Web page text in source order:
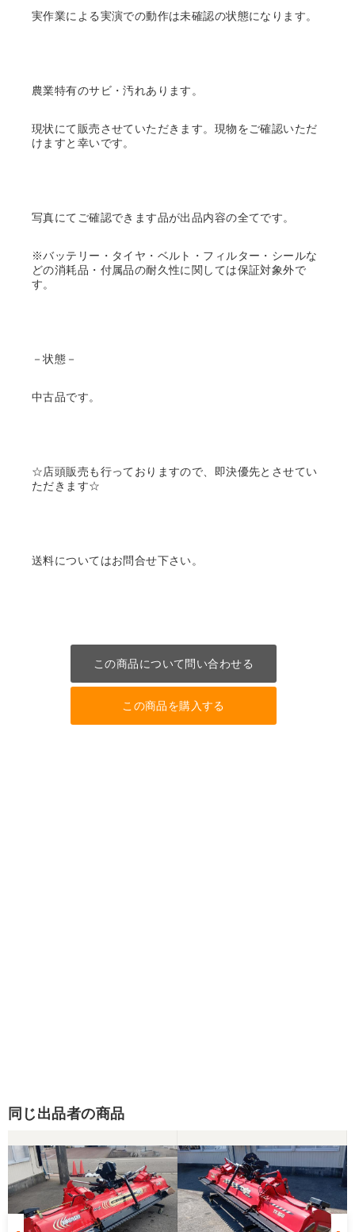
実作業による実演での動作は未確認の状態になります。
農業特有のサビ・汚れあります。
現状にて販売させていただきます。現物をご確認いただ
けますと幸いです。
写真にてご確認できます品が出品内容の全てです。
※バッテリー・タイヤ・ベルト・フィルター・シールな
どの消耗品・付属品の耐久性に関しては保証対象外で
す。
－状態－
中古品です。
☆店頭販売も行っておりますので、即決優先とさせてい
ただきます☆
送料についてはお問合せ下さい。
この商品について問い合わせる
この商品を購入する
同じ出品者の商品